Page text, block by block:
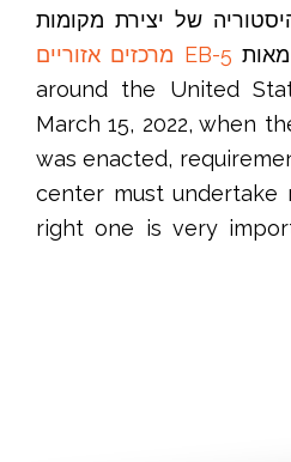
של יצירת מקומות
EB-5 מרכזים אזוריים
(and more emerging every day) around the
March 15, 2022, when
was enacted,
center must undertake
right one is very